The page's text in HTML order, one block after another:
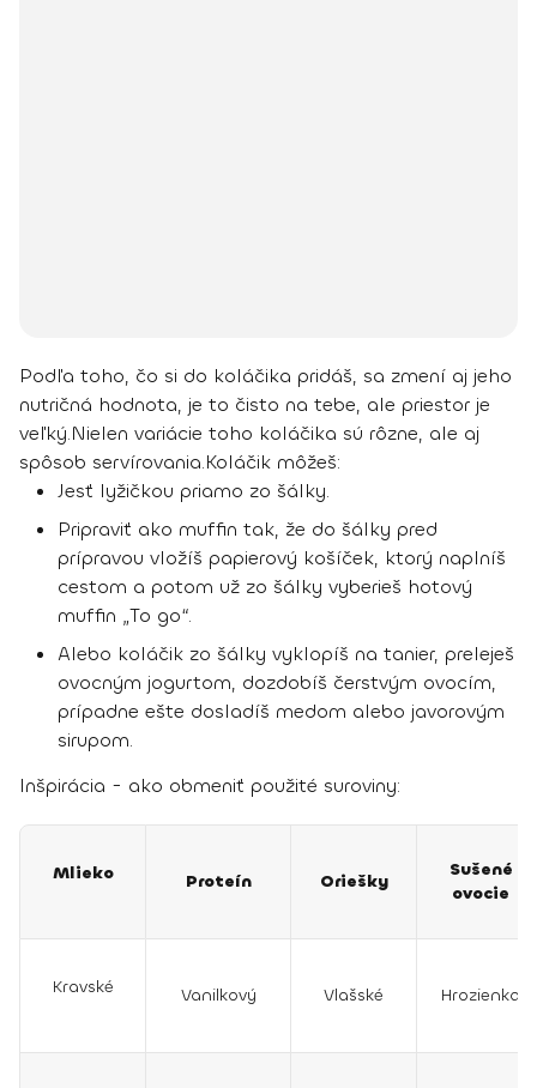
Podľa toho, čo si do koláčika pridáš, sa zmení aj jeho
nutričná hodnota, je to čisto na tebe, ale priestor je
veľký.Nielen variácie toho koláčika sú rôzne, ale aj
spôsob servírovania.Koláčik môžeš:
Jesť lyžičkou priamo zo šálky.
Pripraviť ako muffin tak, že do šálky pred
prípravou vložíš papierový košíček, ktorý naplníš
cestom a potom už zo šálky vyberieš hotový
muffin „To go“.
Alebo koláčik zo šálky vyklopíš na tanier, preleješ
ovocným jogurtom, dozdobíš čerstvým ovocím,
prípadne ešte dosladíš medom alebo javorovým
sirupom.
Inšpirácia - ako obmeniť použité suroviny:
Mlieko Proteín Oriešky
Sušené
ovocie
Kravské Vanilkový Vlašské Hrozienka